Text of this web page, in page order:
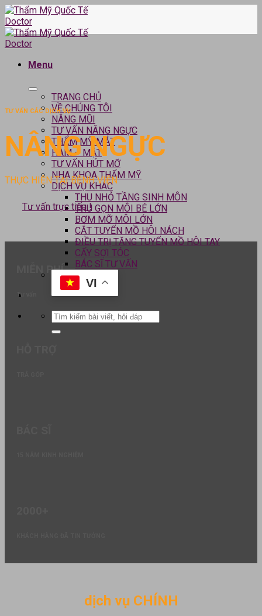
Skip
to
content
Menu
TRANG CHỦ
VỀ CHÚNG TÔI
NÂNG MŨI
TƯ VẤN NÂNG NGỰC
THẨM MỸ MẮT
HÀM – MẶT
TƯ VẤN HÚT MỠ
NHA KHOA THẨM MỸ
DỊCH VỤ KHÁC
THU NHỎ TẦNG SINH MÔN
THU GỌN MÔI BÉ LỚN
BƠM MỠ MÔI LỚN
CẮT TUYẾN MỒ HÔI NÁCH
ĐIỀU TRỊ TĂNG TUYẾN MỒ HÔI TAY
CẤY SỢI TÓC
BÁC SĨ TƯ VẤN
VI
TƯ VẤN CÁC DỊCH VỤ
NÂNG NGỰC
THỰC HIỆN TẠI BỆNH VIỆN
Tư vấn trực tiếp !
MIỄN PHÍ
Tư vấn
dịch vụ CHÍNH